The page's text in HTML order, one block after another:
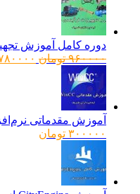
دوره کامل آموزش
۹۶۰۰۰۰ تومانقیمت
۷۸۰۰۰۰
آموزش مقدماتی نرم‌افزار Wincc به صورت تصویری
۳۰۰۰۰۰ تومان